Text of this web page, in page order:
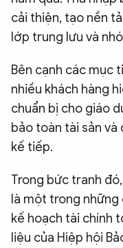
Infographic
Chuyên trang An ninh thế
cải thiện, tạo nền
lớp trung lưu và
Bên cạnh các mục
nhiều khách hàng
chuẩn bị cho giáo
bảo toàn tài sản
kế tiếp.
Trong bức tranh
là một trong
kế hoạch tài chính
liệu của Hiệp hội